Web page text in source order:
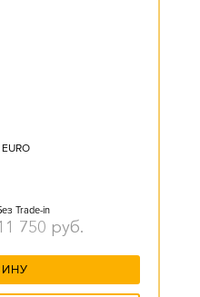
Trade-in
750 руб.